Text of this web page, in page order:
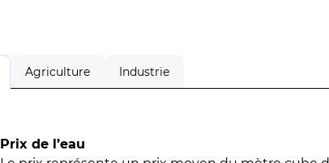
Agriculture Industrie
Prix de l’eau